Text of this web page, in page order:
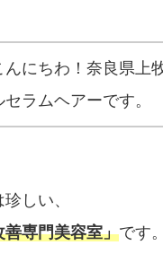
んにちわ！奈良県上
セラムヘアーです。
しい、
善専門美容室」です。